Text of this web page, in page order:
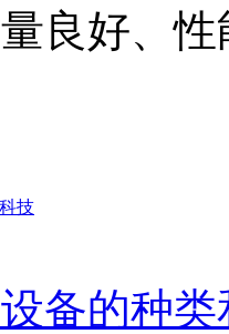
良好、
技
备的种